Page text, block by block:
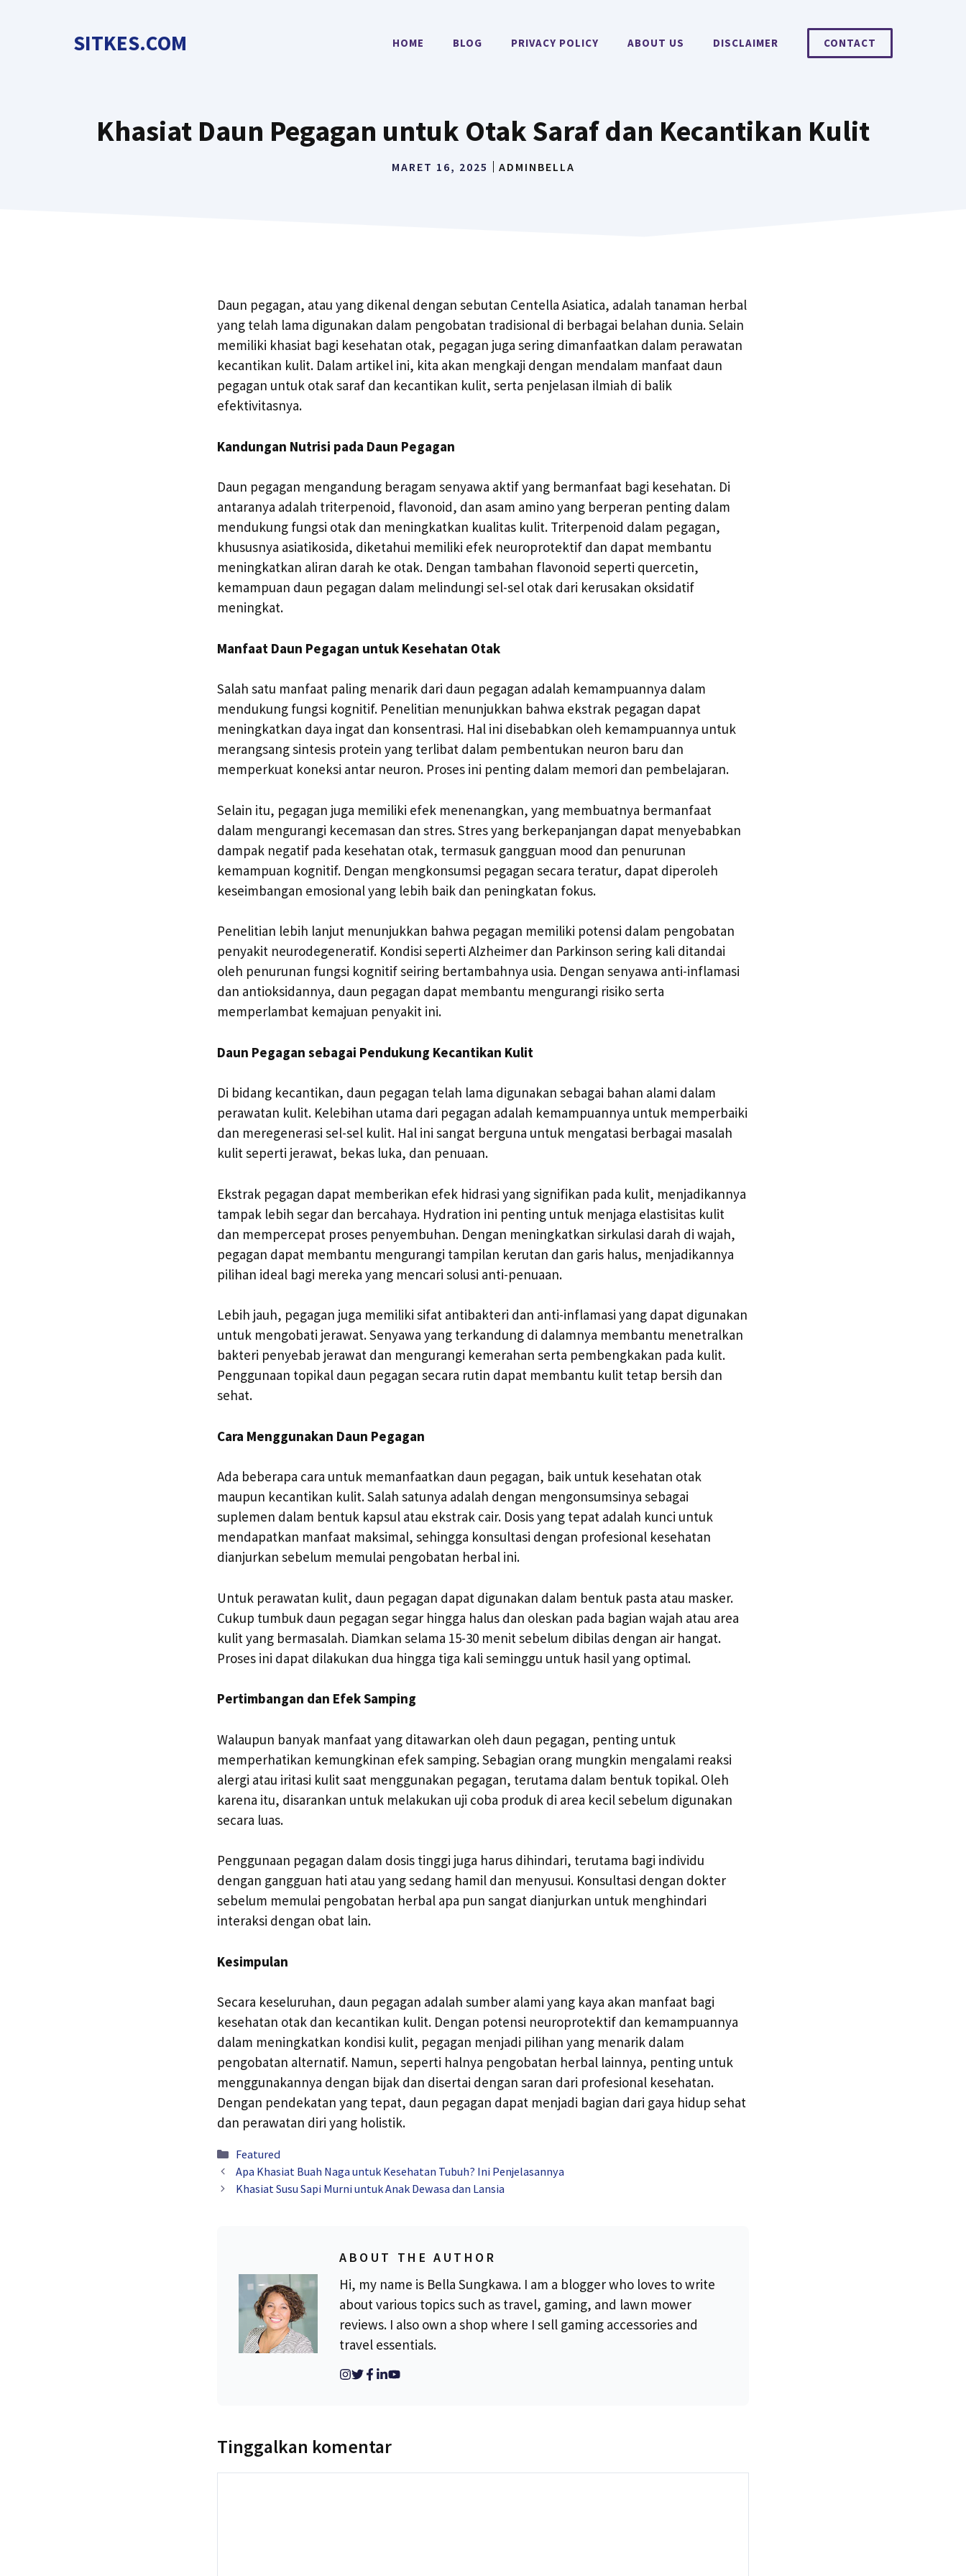
SITKES.COM HOME BLOG PRIVACY POLICY ABOUT US DISCLAIMER CONTACT
Khasiat Daun Pegagan untuk Otak Saraf dan Kecantikan Kulit
MARET 16, 2025 ADMINBELLA
Daun pegagan, atau yang dikenal dengan sebutan Centella Asiatica, adalah tanaman herbal
yang telah lama digunakan dalam pengobatan tradisional di berbagai belahan dunia. Selain
memiliki khasiat bagi kesehatan otak, pegagan juga sering dimanfaatkan dalam perawatan
kecantikan kulit. Dalam artikel ini, kita akan mengkaji dengan mendalam manfaat daun
pegagan untuk otak saraf dan kecantikan kulit, serta penjelasan ilmiah di balik
efektivitasnya.
Kandungan Nutrisi pada Daun Pegagan
Daun pegagan mengandung beragam senyawa aktif yang bermanfaat bagi kesehatan. Di
antaranya adalah triterpenoid, flavonoid, dan asam amino yang berperan penting dalam
mendukung fungsi otak dan meningkatkan kualitas kulit. Triterpenoid dalam pegagan,
khususnya asiatikosida, diketahui memiliki efek neuroprotektif dan dapat membantu
meningkatkan aliran darah ke otak. Dengan tambahan flavonoid seperti quercetin,
kemampuan daun pegagan dalam melindungi sel-sel otak dari kerusakan oksidatif
meningkat.
Manfaat Daun Pegagan untuk Kesehatan Otak
Salah satu manfaat paling menarik dari daun pegagan adalah kemampuannya dalam
mendukung fungsi kognitif. Penelitian menunjukkan bahwa ekstrak pegagan dapat
meningkatkan daya ingat dan konsentrasi. Hal ini disebabkan oleh kemampuannya untuk
merangsang sintesis protein yang terlibat dalam pembentukan neuron baru dan
memperkuat koneksi antar neuron. Proses ini penting dalam memori dan pembelajaran.
Selain itu, pegagan juga memiliki efek menenangkan, yang membuatnya bermanfaat
dalam mengurangi kecemasan dan stres. Stres yang berkepanjangan dapat menyebabkan
dampak negatif pada kesehatan otak, termasuk gangguan mood dan penurunan
kemampuan kognitif. Dengan mengkonsumsi pegagan secara teratur, dapat diperoleh
keseimbangan emosional yang lebih baik dan peningkatan fokus.
Penelitian lebih lanjut menunjukkan bahwa pegagan memiliki potensi dalam pengobatan
penyakit neurodegeneratif. Kondisi seperti Alzheimer dan Parkinson sering kali ditandai
oleh penurunan fungsi kognitif seiring bertambahnya usia. Dengan senyawa anti-inflamasi
dan antioksidannya, daun pegagan dapat membantu mengurangi risiko serta
memperlambat kemajuan penyakit ini.
Daun Pegagan sebagai Pendukung Kecantikan Kulit
Di bidang kecantikan, daun pegagan telah lama digunakan sebagai bahan alami dalam
perawatan kulit. Kelebihan utama dari pegagan adalah kemampuannya untuk memperbaiki
dan meregenerasi sel-sel kulit. Hal ini sangat berguna untuk mengatasi berbagai masalah
kulit seperti jerawat, bekas luka, dan penuaan.
Ekstrak pegagan dapat memberikan efek hidrasi yang signifikan pada kulit, menjadikannya
tampak lebih segar dan bercahaya. Hydration ini penting untuk menjaga elastisitas kulit
dan mempercepat proses penyembuhan. Dengan meningkatkan sirkulasi darah di wajah,
pegagan dapat membantu mengurangi tampilan kerutan dan garis halus, menjadikannya
pilihan ideal bagi mereka yang mencari solusi anti-penuaan.
Lebih jauh, pegagan juga memiliki sifat antibakteri dan anti-inflamasi yang dapat digunakan
untuk mengobati jerawat. Senyawa yang terkandung di dalamnya membantu menetralkan
bakteri penyebab jerawat dan mengurangi kemerahan serta pembengkakan pada kulit.
Penggunaan topikal daun pegagan secara rutin dapat membantu kulit tetap bersih dan
sehat.
Cara Menggunakan Daun Pegagan
Ada beberapa cara untuk memanfaatkan daun pegagan, baik untuk kesehatan otak
maupun kecantikan kulit. Salah satunya adalah dengan mengonsumsinya sebagai
suplemen dalam bentuk kapsul atau ekstrak cair. Dosis yang tepat adalah kunci untuk
mendapatkan manfaat maksimal, sehingga konsultasi dengan profesional kesehatan
dianjurkan sebelum memulai pengobatan herbal ini.
Untuk perawatan kulit, daun pegagan dapat digunakan dalam bentuk pasta atau masker.
Cukup tumbuk daun pegagan segar hingga halus dan oleskan pada bagian wajah atau area
kulit yang bermasalah. Diamkan selama 15-30 menit sebelum dibilas dengan air hangat.
Proses ini dapat dilakukan dua hingga tiga kali seminggu untuk hasil yang optimal.
Pertimbangan dan Efek Samping
Walaupun banyak manfaat yang ditawarkan oleh daun pegagan, penting untuk
memperhatikan kemungkinan efek samping. Sebagian orang mungkin mengalami reaksi
alergi atau iritasi kulit saat menggunakan pegagan, terutama dalam bentuk topikal. Oleh
karena itu, disarankan untuk melakukan uji coba produk di area kecil sebelum digunakan
secara luas.
Penggunaan pegagan dalam dosis tinggi juga harus dihindari, terutama bagi individu
dengan gangguan hati atau yang sedang hamil dan menyusui. Konsultasi dengan dokter
sebelum memulai pengobatan herbal apa pun sangat dianjurkan untuk menghindari
interaksi dengan obat lain.
Kesimpulan
Secara keseluruhan, daun pegagan adalah sumber alami yang kaya akan manfaat bagi
kesehatan otak dan kecantikan kulit. Dengan potensi neuroprotektif dan kemampuannya
dalam meningkatkan kondisi kulit, pegagan menjadi pilihan yang menarik dalam
pengobatan alternatif. Namun, seperti halnya pengobatan herbal lainnya, penting untuk
menggunakannya dengan bijak dan disertai dengan saran dari profesional kesehatan.
Dengan pendekatan yang tepat, daun pegagan dapat menjadi bagian dari gaya hidup sehat
dan perawatan diri yang holistik.
Kategori
Featured
Apa Khasiat Buah Naga untuk Kesehatan Tubuh? Ini Penjelasannya
Khasiat Susu Sapi Murni untuk Anak Dewasa dan Lansia
ABOUT THE AUTHOR
Hi, my name is Bella Sungkawa. I am a blogger who loves to write
about various topics such as travel, gaming, and lawn mower
reviews. I also own a shop where I sell gaming accessories and
travel essentials.
Tinggalkan komentar